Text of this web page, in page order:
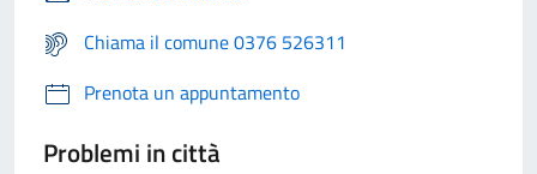
Chiama il comune 0376 526311
Prenota un appuntamento
Problemi in città